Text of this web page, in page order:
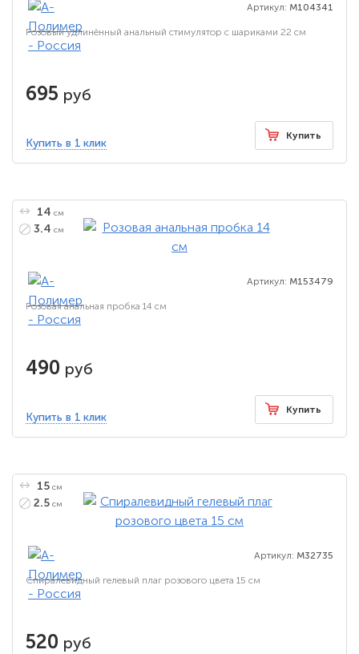
Артикул: M104341
Розовый удлинённый анальный стимулятор с шариками 22 см
695 руб
Купить в 1 клик
Купить
14 см
3.4 см
Артикул: M153479
Розовая анальная пробка 14 см
490 руб
Купить в 1 клик
Купить
15 см
2.5 см
Артикул: M32735
Спиралевидный гелевый плаг розового цвета 15 см
520 руб